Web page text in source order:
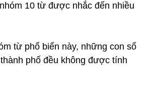
10 từ được nhắc đến nhiều
từ phổ biến này, những con số
phố đều không được tính